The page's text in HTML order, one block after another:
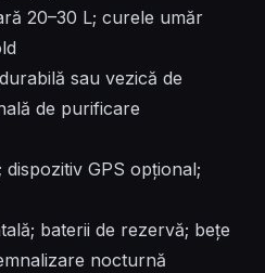
20–30 L; curele umăr
sau vezică de
de purificare
GPS opțional;
baterii de rezervă; bețe
nocturnă